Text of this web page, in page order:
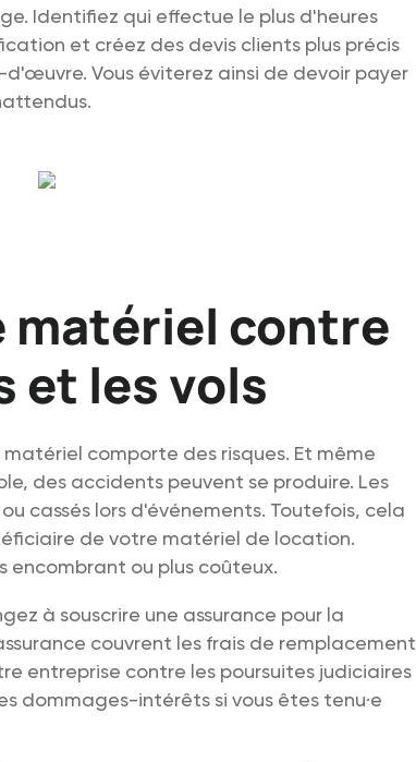
Identifiez qui effectue le plus d'heures
et créez des devis clients plus précis
Vous éviterez ainsi de devoir payer
matériel contre
et les vols
comporte des risques. Et même
des accidents peuvent se produire. Les
cassés lors d'événements. Toutefois, cela
de votre matériel de location.
encombrant ou plus coûteux.
à souscrire une assurance pour la
couvrent les frais de remplacement
entreprise contre les poursuites judiciaires
dommages-intérêts si vous êtes tenu·e